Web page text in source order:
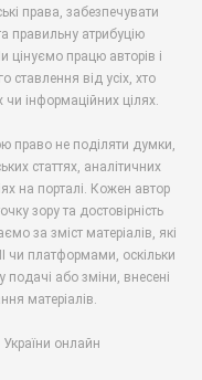
права, забезпечувати
правильну атрибуцію
цінуємо працю авторів і
ставлення від усіх, хто
чи інформаційних цілях.
право не поділяти думки,
статтях, аналітичних
на порталі. Кожен автор
зору та достовірність
за зміст матеріалів, які
чи платформами, оскільки
або зміни, внесені
матеріалів.
онлайн